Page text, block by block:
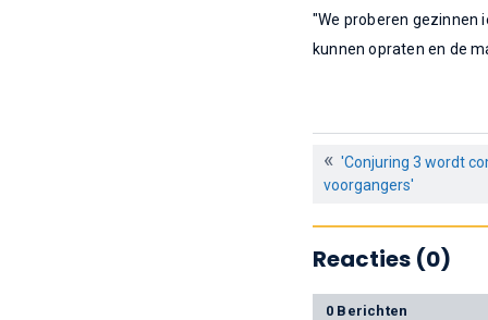
"We proberen gezinnen
kunnen opraten en de
'Conjuring 3 wordt
voorgangers'
Reacties (0)
0 Berichten